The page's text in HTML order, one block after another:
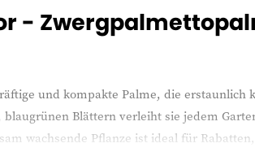
-
und kompakte Palme, die erstaunlich
Blättern verleiht sie jedem
wachsende Pflanze ist ideal für
Platz. Sabal minor ist pflegeleicht und